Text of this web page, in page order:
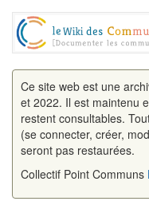
Ce site web est une
et 2022. Il est maintenu
restent consultables.
(se connecter, créer,
seront pas restaurées.
Collectif Point Communs